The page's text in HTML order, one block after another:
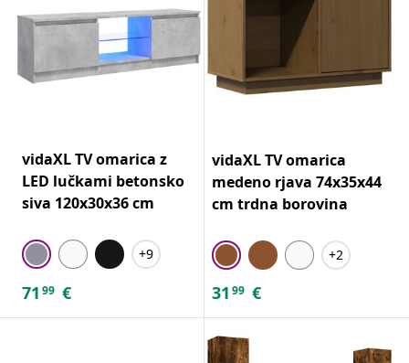
vidaXL TV omarica z
LED lučkami betonsko
siva 120x30x36 cm
+9
71 99 €
vidaXL TV omarica
medeno rjava 74x35x44
cm trdna borovina
+2
31 99 €